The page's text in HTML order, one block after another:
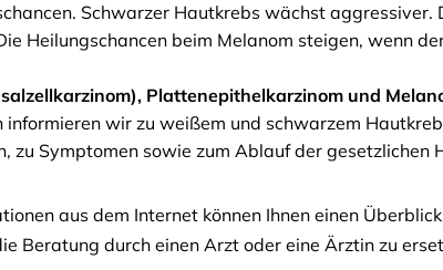
Schwarzer Hautkrebs wächst aggressiver.
Heilungschancen beim Melanom steigen, wenn
Plattenepithelkarzinom und
informieren wir zu weißem und schwarzem
zu Symptomen sowie zum Ablauf der gesetzlichen
aus dem Internet können Ihnen einen
Beratung durch einen Arzt oder eine Ärztin zu